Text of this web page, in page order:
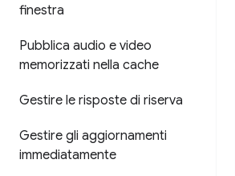
finestra
Pubblica audio e video
memorizzati nella cache
Gestire le risposte di riserva
Gestire gli aggiornamenti
immediatamente